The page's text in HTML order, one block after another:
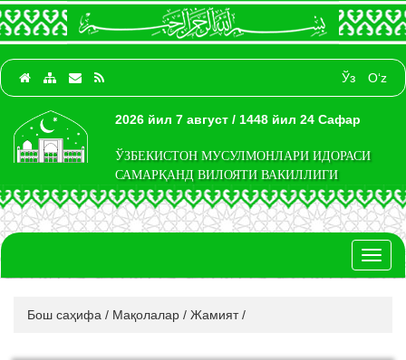
Ўз O‘z
2026 йил 7 август / 1448 йил 24 Сафар
ЎЗБЕКИСТОН МУСУЛМОНЛАРИ ИДОРАСИ
САМАРҚАНД ВИЛОЯТИ ВАКИЛЛИГИ
Бош саҳифа / Мақолалар / Жамият /